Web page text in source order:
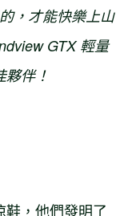
，才能快樂上山
GTX 輕量
伴！
，他們發明了